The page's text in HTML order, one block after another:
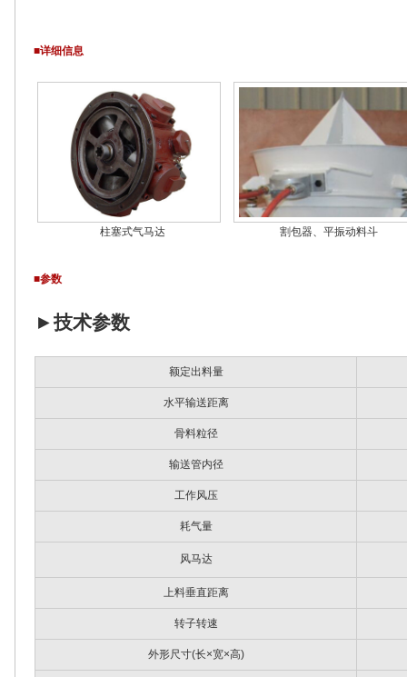
■详细信息
柱塞式气马达 割包器、平振动料斗
■参数
►技术参数
额定出料量
水平输送距离
骨料粒径
输送管内径
工作风压
耗气量
风马达
上料垂直距离
转子转速
外形尺寸(长×宽×高)